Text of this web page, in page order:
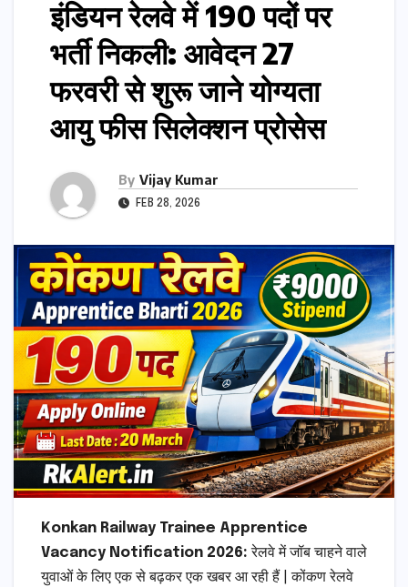
इंडियन रेलवे में 190 पदों पर
भर्ती निकली: आवेदन 27
फरवरी से शुरू जाने योग्यता
आयु फीस सिलेक्शन प्रोसेस
By Vijay Kumar
FEB 28, 2026
Konkan Railway Trainee Apprentice
Vacancy Notification 2026: रेलवे में जॉब चाहने वाले
युवाओं के लिए एक से बढ़कर एक खबर आ रही हैं | कोंकण रेलवे